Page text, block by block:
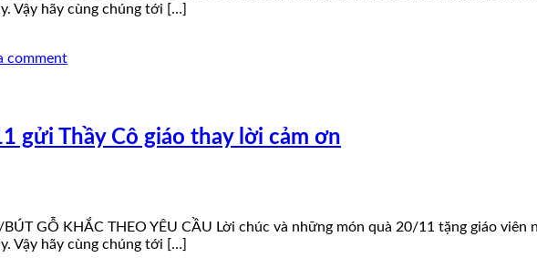
Vậy hãy cùng chúng tới […]
comment
gửi Thầy Cô giáo thay lời cảm ơn
GỖ KHẮC THEO YÊU CẦU Lời chúc và những món quà 20/11 tặng giáo
Vậy hãy cùng chúng tới […]